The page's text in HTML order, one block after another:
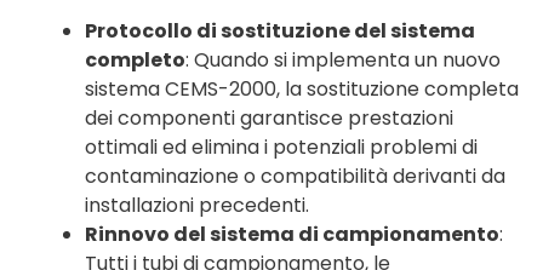
Protocollo di sostituzione del sistema
completo: Quando si implementa un nuovo
sistema CEMS-2000, la sostituzione completa
dei componenti garantisce prestazioni
ottimali ed elimina i potenziali problemi di
contaminazione o compatibilità derivanti da
installazioni precedenti.
Rinnovo del sistema di campionamento:
Tutti i tubi di campionamento, le